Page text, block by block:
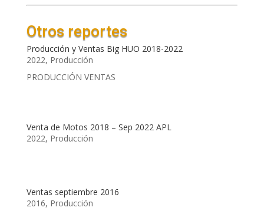
Otros reportes
Producción y Ventas Big HUO 2018-2022
2022, Producción
PRODUCCIÓN VENTAS
Venta de Motos 2018 – Sep 2022 APL
2022, Producción
Ventas septiembre 2016
2016, Producción